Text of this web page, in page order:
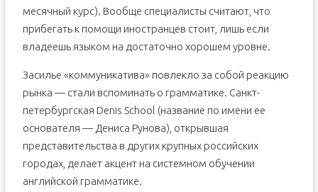
месячный курс). Вообще специалисты считают, что
прибегать к помощи иностранцев стоит, лишь если
владеешь языком на достаточно хорошем уровне.
Засилье «коммуникатива» повлекло за собой реакцию
рынка — стали вспоминать о грамматике. Санкт-
петербургская Denis School (название по имени ее
основателя — Дениса Рунова), открывшая
представительства в других крупных российских
городах, делает акцент на системном обучении
английской грамматике.